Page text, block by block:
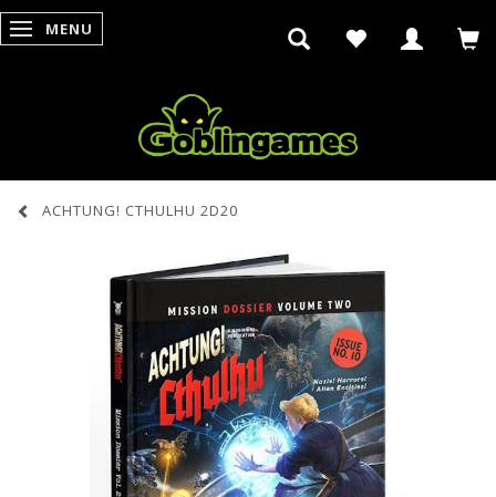
SKIFTE NAVIGATION
MENU
ACHTUNG! CTHULHU 2D20